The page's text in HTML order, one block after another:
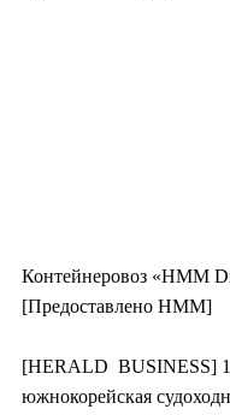
Контейнеровоз «HMM
[Предоставлено HMM]
[HERALD  BUSINESS]
южнокорейская